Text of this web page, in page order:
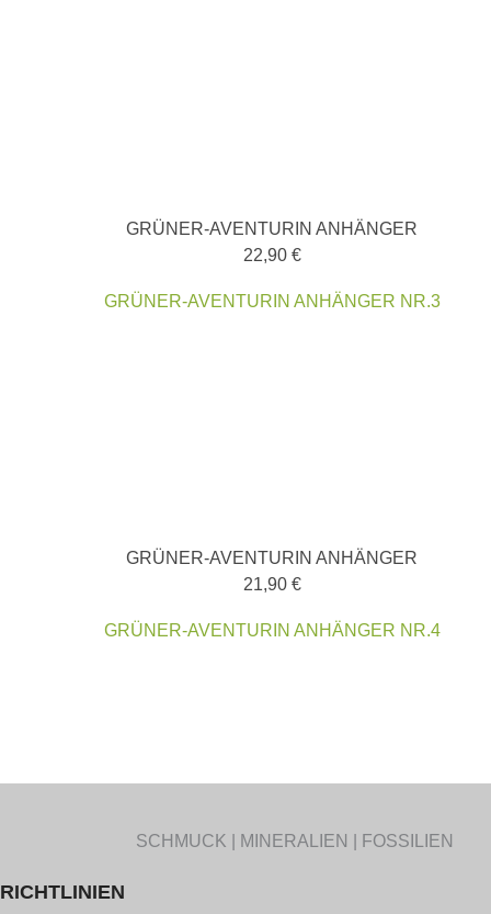
GRÜNER-AVENTURIN ANHÄNGER NR.3
GRÜNER-AVENTURIN ANHÄNGER
22,90 €
GRÜNER-AVENTURIN ANHÄNGER NR.4
GRÜNER-AVENTURIN ANHÄNGER
21,90 €
SCHMUCK | MINERALIEN | FOSSILIEN
RICHTLINIEN